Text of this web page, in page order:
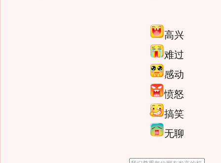
高兴
难过
感动
愤怒
搞笑
无聊